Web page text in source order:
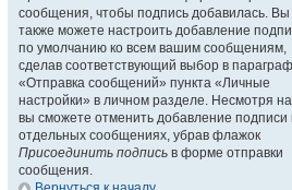
сообщения, чтобы подпись добавилась. Вы
также можете настроить добавление
по умолчанию ко всем вашим сообщениям,
сделав соответствующий выбор в
«Отправка сообщений» пункта «Личные
настройки» в личном разделе. Несмотря
вы сможете отменить добавление подписи
отдельных сообщениях, убрав флажок
Присоединить подпись в форме отправки
сообщения.